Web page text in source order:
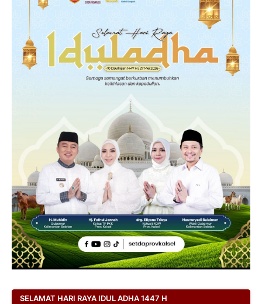
SELAMAT HARI RAYA IDUL ADHA 1447 H